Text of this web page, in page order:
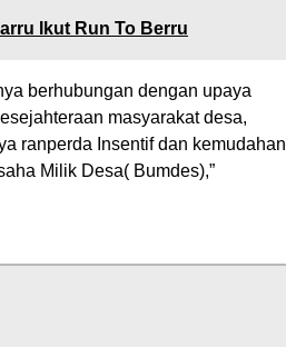
Ikut Run To Berru
berhubungan dengan upaya
masyarakat desa,
ranperda Insentif dan kemudahan
Milik Desa( Bumdes),”